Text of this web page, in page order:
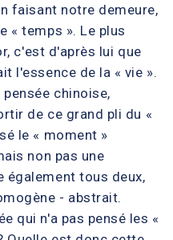
faisant notre demeure,
« temps ». Le plus
c'est d'après lui que
l'essence de la « vie ».
chinoise,
de ce grand pli du «
le « moment »
non pas une
également tous deux,
- abstrait.
qui n'a pas pensé les «